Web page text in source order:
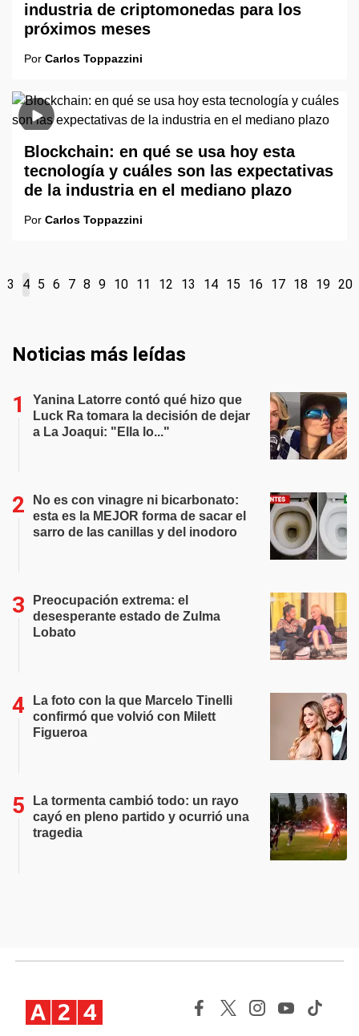
industria de criptomonedas para los
próximos meses
Por Carlos Toppazzini
Blockchain: en qué se usa hoy esta
tecnología y cuáles son las expectativas
de la industria en el mediano plazo
Por Carlos Toppazzini
3 4 5 6 7 8 9 10 11 12 13 14 15 16 17 18 19 20
Noticias más leídas
Yanina Latorre contó qué hizo que
Luck Ra tomara la decisión de dejar
a La Joaqui: "Ella lo..."
No es con vinagre ni bicarbonato:
esta es la MEJOR forma de sacar el
sarro de las canillas y del inodoro
Preocupación extrema: el
desesperante estado de Zulma
Lobato
La foto con la que Marcelo Tinelli
confirmó que volvió con Milett
Figueroa
La tormenta cambió todo: un rayo
cayó en pleno partido y ocurrió una
tragedia